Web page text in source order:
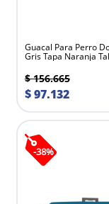
Guacal Para Perro
Gris Tapa Naranja
$ 156.665
$97.132
-38%